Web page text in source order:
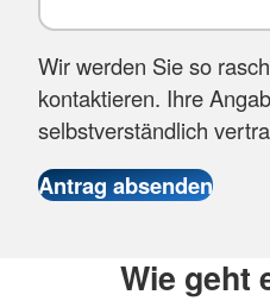
Wir werden Sie so
kontaktieren. Ihre
selbstverständlich
Wie geht